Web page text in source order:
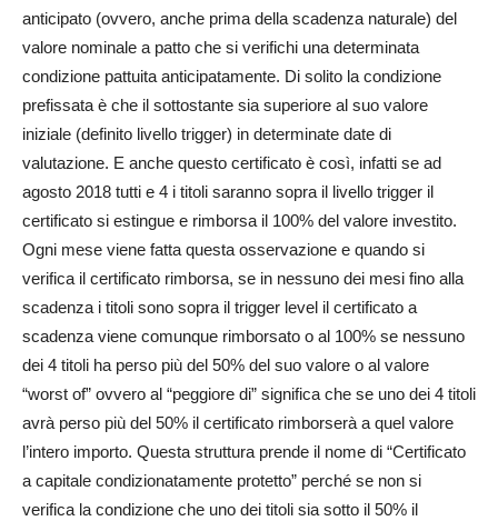
anticipato (ovvero, anche prima della scadenza naturale) del
valore nominale a patto che si verifichi una determinata
condizione pattuita anticipatamente. Di solito la condizione
prefissata è che il sottostante sia superiore al suo valore
iniziale (definito livello trigger) in determinate date di
valutazione. E anche questo certificato è così, infatti se ad
agosto 2018 tutti e 4 i titoli saranno sopra il livello trigger il
certificato si estingue e rimborsa il 100% del valore investito.
Ogni mese viene fatta questa osservazione e quando si
verifica il certificato rimborsa, se in nessuno dei mesi fino alla
scadenza i titoli sono sopra il trigger level il certificato a
scadenza viene comunque rimborsato o al 100% se nessuno
dei 4 titoli ha perso più del 50% del suo valore o al valore
“worst of” ovvero al “peggiore di” significa che se uno dei 4 titoli
avrà perso più del 50% il certificato rimborserà a quel valore
l’intero importo. Questa struttura prende il nome di “Certificato
a capitale condizionatamente protetto” perché se non si
verifica la condizione che uno dei titoli sia sotto il 50% il